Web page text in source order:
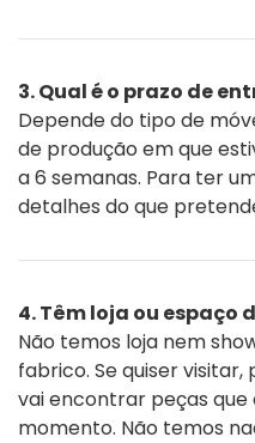
3. Qual é o prazo de
Depende do tipo de
de produção em que
a 6 semanas. Para ter
detalhes do que
4. Têm loja ou espaço
Não temos loja nem
fabrico. Se quiser
vai encontrar peças
momento. Não temos